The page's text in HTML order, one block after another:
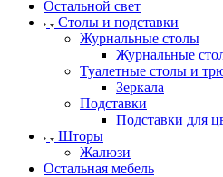
Остальной свет
Столы и подставки
Журнальные столы
Журнальные
Туалетные столы и
Зеркала
Подставки
Подставки для
Шторы
Жалюзи
Остальная мебель